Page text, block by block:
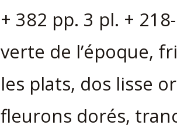
+ 382 pp. 3 pl. +
verte de l’époque,
les plats, dos lisse
fleurons dorés,